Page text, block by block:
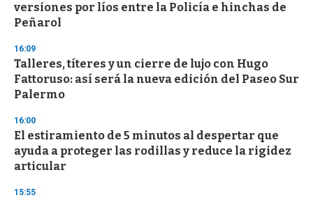
versiones por líos entre la Policía e hinchas de
Peñarol
16:09
Talleres, títeres y un cierre de lujo con Hugo
Fattoruso: así será la nueva edición del Paseo Sur
Palermo
16:00
El estiramiento de 5 minutos al despertar que
ayuda a proteger las rodillas y reduce la rigidez
articular
15:55